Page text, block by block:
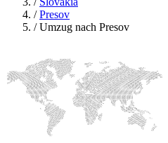
/Presov
/Umzug nach Presov